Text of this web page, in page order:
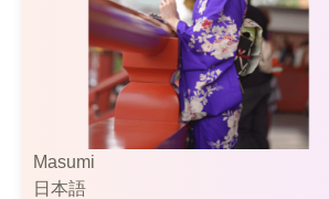
Masumi
日本語